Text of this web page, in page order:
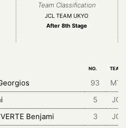
Team Classification
JCL TEAM UKYO
After 8th Stage
NO. TEAM
93
MTR
5
JCL
Benjami 3
JCL